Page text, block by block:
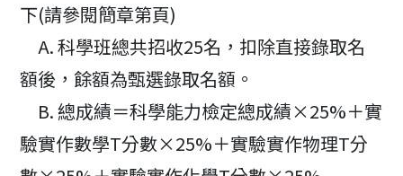
下(請參閱簡章第頁)
A. 科學班總共招收25名，扣除直接錄取名
額後，餘額為甄選錄取名額。
B. 總成績＝科學能力檢定總成績×25%＋實
驗實作數學T分數×25%＋實驗實作物理T分